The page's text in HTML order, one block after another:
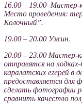
16.00 – 19.00 Мастер-
Место проведения:
Колочный”.
19.00 – 20.00 Ужин.
20.00 – 23.00 Мастер-
отправятся на
каралатских егерей в
предоставляется для
сделать фотографии
сравнить качество